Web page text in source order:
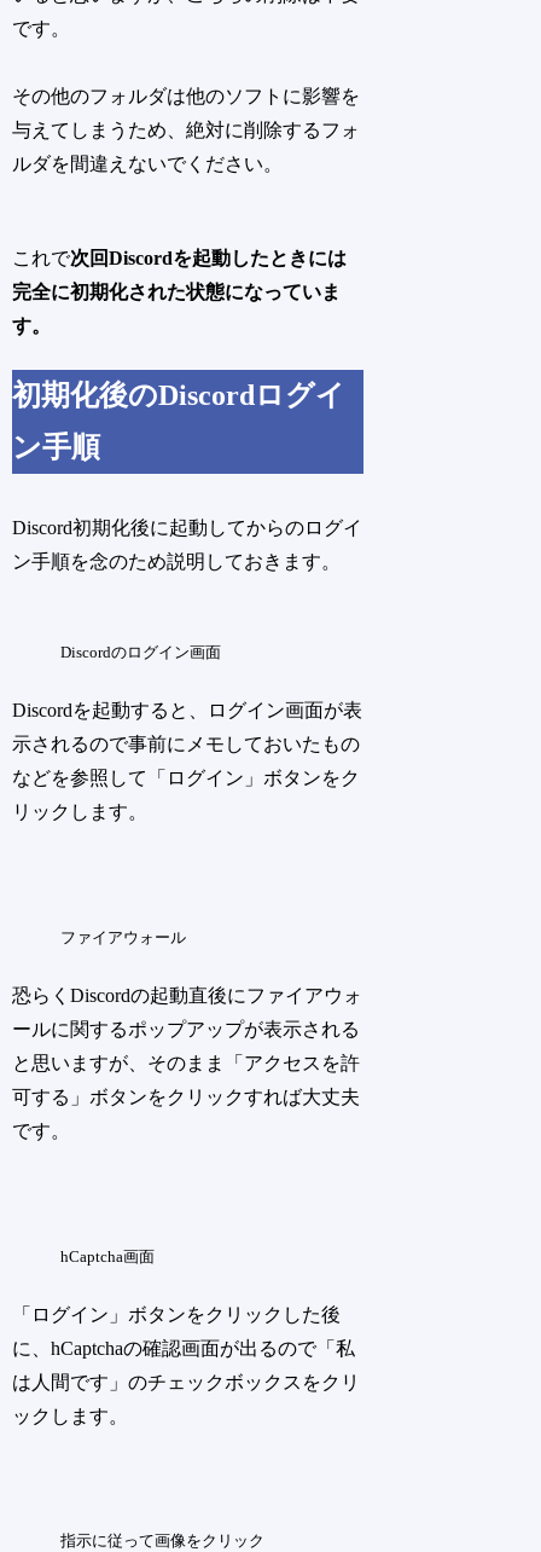
です。
その他のフォルダは他のソフトに影響を
与えてしまうため、絶対に削除するフォ
ルダを間違えないでください。
これで次回Discordを起動したときには
完全に初期化された状態になっていま
す。
初期化後のDiscordログイ
ン手順
Discord初期化後に起動してからのログイ
ン手順を念のため説明しておきます。
Discordのログイン画面
Discordを起動すると、ログイン画面が表
示されるので事前にメモしておいたもの
などを参照して「ログイン」ボタンをク
リックします。
ファイアウォール
恐らくDiscordの起動直後にファイアウォ
ールに関するポップアップが表示される
と思いますが、そのまま「アクセスを許
可する」ボタンをクリックすれば大丈夫
です。
hCaptcha画面
「ログイン」ボタンをクリックした後
に、hCaptchaの確認画面が出るので「私
は人間です」のチェックボックスをクリ
ックします。
指示に従って画像をクリック